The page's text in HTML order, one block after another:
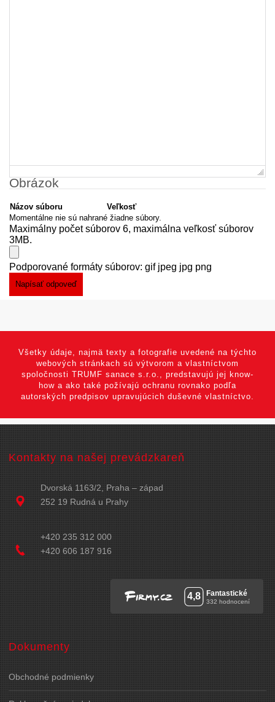
Obrázok
Názov súboru
Veľkosť
Momentálne nie sú nahrané žiadne súbory.
Maximálny počet súborov 6, maximálna veľkosť súborov
3MB.
Podporované formáty súborov: gif jpeg jpg png
Všetky údaje, najmä texty a fotografie uvedené na týchto
webových stránkach sú výtvorom a vlastníctvom
spoločnosti TRUMF sanace s.r.o., predstavujú jej know-
how a ako také požívajú ochranu rovnako podľa
autorských predpisov upravujúcich duševné vlastníctvo.
Kontakty na našej prevádzkareň
Dvorská 1163/2, Praha – západ
252 19 Rudná u Prahy
+420 235 312 000
+420 606 187 916
Dokumenty
Obchodné podmienky